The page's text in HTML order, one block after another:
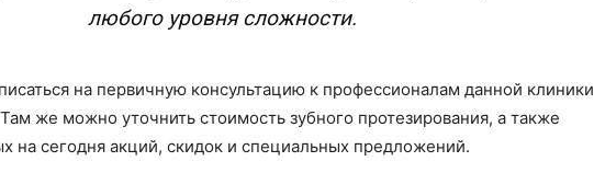
любого уровня сложности.
на первичную консультацию к профессионалам данной клиники
же можно уточнить стоимость зубного протезирования, а также
на сегодня акций, скидок и специальных предложений.